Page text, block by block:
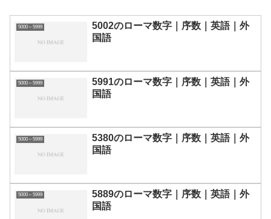
5000～5999
5002のローマ数字｜序数｜英語｜外
国語
5000～5999
5991のローマ数字｜序数｜英語｜外
国語
5000～5999
5380のローマ数字｜序数｜英語｜外
国語
5000～5999
5889のローマ数字｜序数｜英語｜外
国語